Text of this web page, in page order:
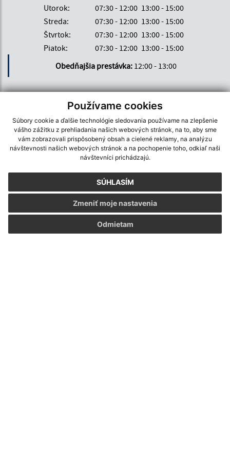
Používame cookies
Súbory cookie a ďalšie technológie sledovania používame na zlepšenie
vášho zážitku z prehliadania našich webových stránok, na to, aby sme
vám zobrazovali prispôsobený obsah a cielené reklamy, na analýzu
návštevnosti našich webových stránok a na pochopenie toho, odkiaľ naši
návštevníci prichádzajú.
SÚHLASÍM
Odmietam
Zmeniť moje nastavenia
Utorok: 07:30 - 12:00 13:00 - 15:00
Streda:
07:30 - 12:00 13:00 - 15:00
Štvrtok:
07:30 - 12:00 13:00 - 15:00
Piatok:
07:30 - 12:00 13:00 - 15:00
Obedňajšia prestávka: 12:00 - 13:00
Obecný úrad Kleňany
Kleňany 149
991 10 Veľká Ves nad Ipľom
info@obecklenany.sk
+421 474 891 309
IČO: 00319384